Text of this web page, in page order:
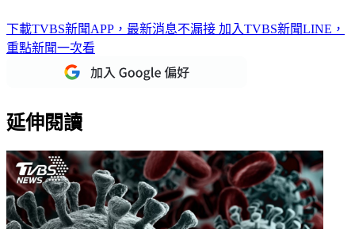
下載TVBS新聞APP，最新消息不漏接 加入TVBS新聞LINE，
重點新聞一次看
延伸閱讀